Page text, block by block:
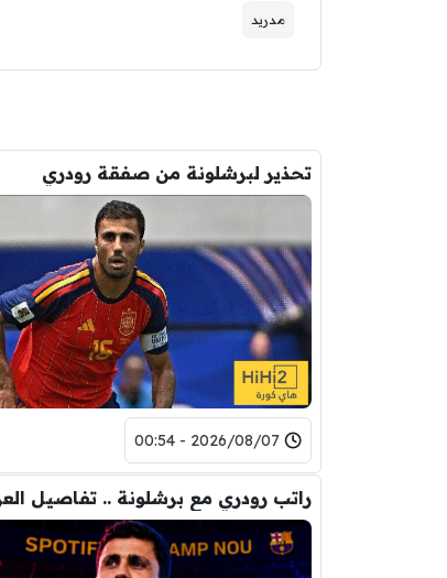
مدريد
تحذير لبرشلونة من صفقة رودري
2026/08/07 - 00:54